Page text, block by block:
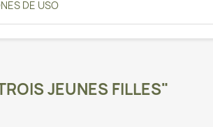
DE USO
JEUNES FILLES"